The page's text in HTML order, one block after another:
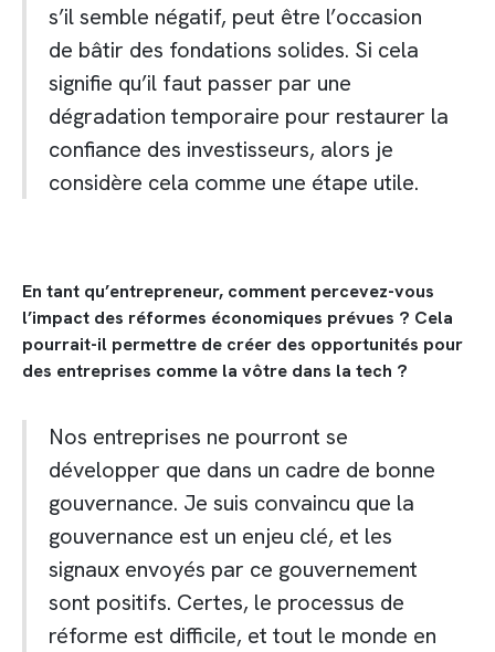
s’il semble négatif, peut être l’occasion
de bâtir des fondations solides. Si cela
signifie qu’il faut passer par une
dégradation temporaire pour restaurer la
confiance des investisseurs, alors je
considère cela comme une étape utile.
En tant qu’entrepreneur, comment percevez-vous
l’impact des réformes économiques prévues ? Cela
pourrait-il permettre de créer des opportunités pour
des entreprises comme la vôtre dans la tech ?
Nos entreprises ne pourront se
développer que dans un cadre de bonne
gouvernance. Je suis convaincu que la
gouvernance est un enjeu clé, et les
signaux envoyés par ce gouvernement
sont positifs. Certes, le processus de
réforme est difficile, et tout le monde en